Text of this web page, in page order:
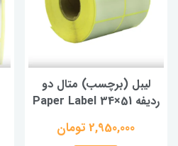
لیبل (برچسب) متال دو
ردیفه Paper Label 34×51
2,950,000 تومان